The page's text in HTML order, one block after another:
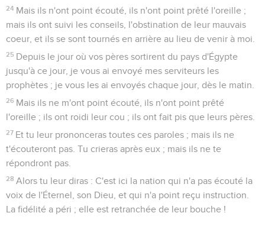
24 Mais ils n'ont point écouté, ils n'ont point prêté l'oreille ;
mais ils ont suivi les conseils, l'obstination de leur mauvais
coeur, et ils se sont tournés en arrière au lieu de venir à moi.
25 Depuis le jour où vos pères sortirent du pays d'Égypte
jusqu'à ce jour, je vous ai envoyé mes serviteurs les
prophètes ; je vous les ai envoyés chaque jour, dès le matin.
26 Mais ils ne m'ont point écouté, ils n'ont point prêté
l'oreille ; ils ont roidi leur cou ; ils ont fait pis que leurs pères.
27 Et tu leur prononceras toutes ces paroles ; mais ils ne
t'écouteront pas. Tu crieras après eux ; mais ils ne te
répondront pas.
28 Alors tu leur diras : C'est ici la nation qui n'a pas écouté la
voix de l'Éternel, son Dieu, et qui n'a point reçu instruction.
La fidélité a péri ; elle est retranchée de leur bouche !